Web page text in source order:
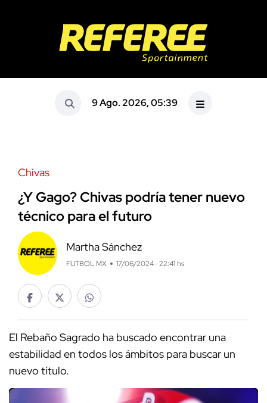
9 Ago. 2026, 05:39
Chivas
¿Y Gago? Chivas podría tener nuevo
técnico para el futuro
Martha Sánchez
FUTBOL MX 17/06/2024 · 22:41 hs
El Rebaño Sagrado ha buscado encontrar una
estabilidad en todos los ámbitos para buscar un
nuevo título.